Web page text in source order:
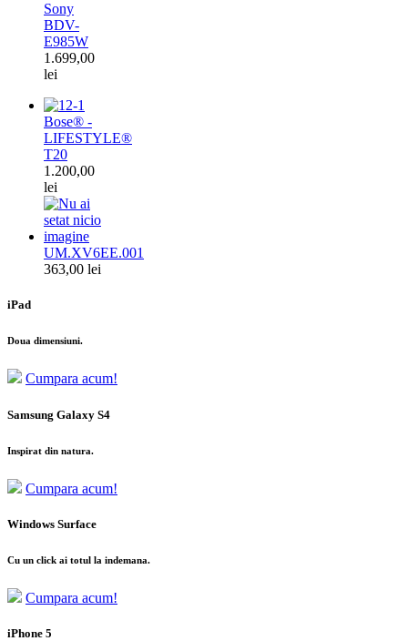
Sony
BDV-
E985W
1.699,00
lei
Bose® -
LIFESTYLE®
T20
1.200,00
lei
UM.XV6EE.001
363,00 lei
iPad
Doua dimensiuni.
Cumpara acum!
Samsung Galaxy S4
Inspirat din natura.
Cumpara acum!
Windows Surface
Cu un click ai totul la indemana.
Cumpara acum!
iPhone 5